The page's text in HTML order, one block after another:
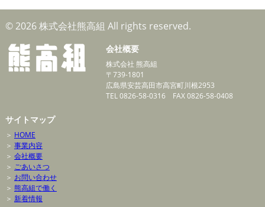
© 2026 株式会社熊高組 All rights reserved.
会社概要
株式会社 熊高組
〒739-1801
広島県安芸高田市高宮町川根2953
TEL 0826-58-0316 FAX 0826-58-0408
サイトマップ
＞ HOME
＞ 事業内容
＞ 会社概要
＞ ごあいさつ
＞ お問い合わせ
＞ 熊高組で働く
＞ 新着情報